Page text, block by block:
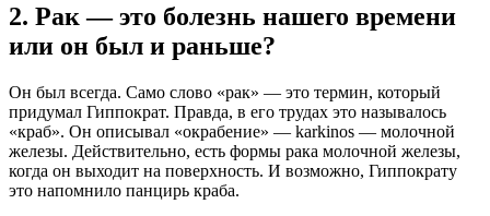
2. Рак — это болезнь нашего времени
или он был и раньше?
Он был всегда. Само слово «рак»‎ — это термин, который
придумал Гиппократ. Правда, в его трудах это называлось
«краб»‎. Он описывал «окрабение»‎ — karkinos — молочной
железы. Действительно, есть формы рака молочной железы,
когда он выходит на поверхность. И возможно, Гиппократу
это напомнило панцирь краба.